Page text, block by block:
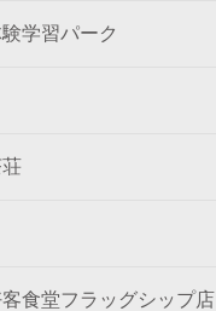
学習パーク
食堂フラッグシップ店